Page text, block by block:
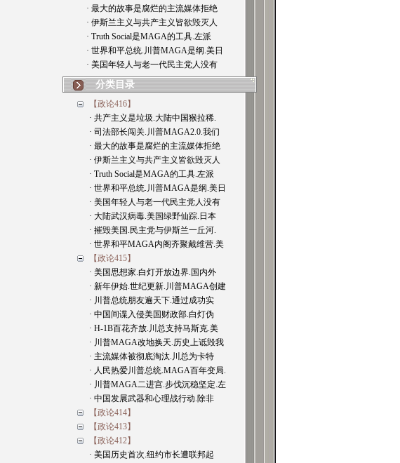
· 最大的故事是腐烂的主流媒体拒绝
· 伊斯兰主义与共产主义皆欲毁灭人
· Truth Social是MAGA的工具.左派
· 世界和平总统.川普MAGA是纲.美日
· 美国年轻人与老一代民主党人没有
分类目录
【政论416】
· 共产主义是垃圾.大陆中国猴拉稀.
· 司法部长闯关.川普MAGA2.0.我们
· 最大的故事是腐烂的主流媒体拒绝
· 伊斯兰主义与共产主义皆欲毁灭人
· Truth Social是MAGA的工具.左派
· 世界和平总统.川普MAGA是纲.美日
· 美国年轻人与老一代民主党人没有
· 大陆武汉病毒.美国绿野仙踪.日本
· 摧毁美国.民主党与伊斯兰一丘河.
· 世界和平MAGA内阁齐聚戴维营.美
【政论415】
· 美国思想家.白灯开放边界.国内外
· 新年伊始.世纪更新.川普MAGA创建
· 川普总统朋友遍天下.通过成功实
· 中国间谍入侵美国财政部.白灯伪
· H-1B百花齐放.川总支持马斯克.美
· 川普MAGA改地换天.历史上诋毁我
· 主流媒体被彻底淘汰.川总为卡特
· 人民热爱川普总统.MAGA百年变局.
· 川普MAGA二进宫.步伐沉稳坚定.左
· 中国发展武器和心理战行动.除非
【政论414】
【政论413】
【政论412】
· 美国历史首次.纽约市长遭联邦起